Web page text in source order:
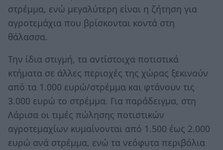
στρέμμα, ενώ μεγαλύτερη είναι η ζήτηση για
αγροτεμάχια που βρίσκονται κοντά στη
θάλασσα.
Την ίδια στιγμή, τα αντίστοιχα ποτιστικά
κτήματα σε άλλες περιοχές της χώρας ξεκινούν
από τα 1.000 ευρώ/στρέμμα και φτάνουν τις
3.000 ευρώ το στρέμμα. Για παράδειγμα, στη
Λάρισα οι τιμές πώλησης ποτιστικών
αγροτεμαχίων κυμαίνονται από 1.500 έως 2.000
ευρώ ανά στρέμμα, ενώ τα νεόφυτα περιβόλια